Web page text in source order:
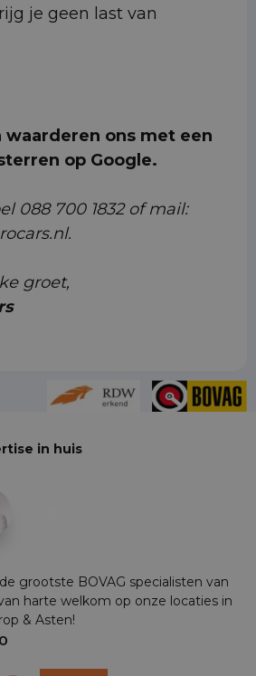
je geen last van
waarderen ons met een
op Google.
088 700 1832 of mail:
groet,
in huis
grootste BOVAG specialisten van
harte welkom op onze locaties in
& Asten!